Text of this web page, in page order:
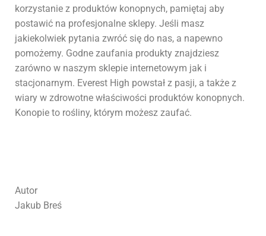
korzystanie z produktów konopnych, pamiętaj aby
postawić na profesjonalne sklepy. Jeśli masz
jakiekolwiek pytania zwróć się do nas, a napewno
pomożemy. Godne zaufania produkty znajdziesz
zarówno w naszym sklepie internetowym jak i
stacjonarnym. Everest High powstał z pasji, a także z
wiary w zdrowotne właściwości produktów konopnych.
Konopie to rośliny, którym możesz zaufać.
Autor
Jakub Breś